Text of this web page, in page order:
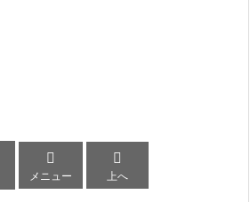

メニュー

上へ